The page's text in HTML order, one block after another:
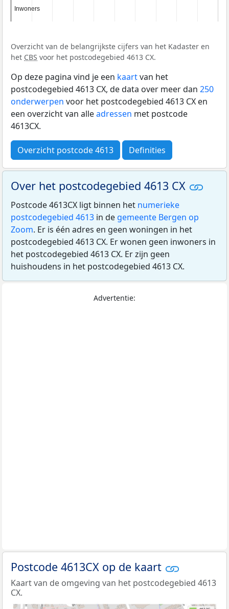
Inwoners
Inwoners
Overzicht van de belangrijkste cijfers van het Kadaster en
het CBS voor het postcodegebied 4613 CX.
Op deze pagina vind je een kaartvan het
postcodegebied 4613 CX, de data over meer dan 250
onderwerpen voor het postcodegebied 4613 CX en
een overzicht van alleadressen met postcode
4613CX.
Overzicht postcode 4613 Definities
Over het postcodegebied 4613 CX
Postcode 4613CX ligt binnen het numerieke
postcodegebied 4613 in de gemeente Bergen op
Zoom. Er is één adres en geen woningen in het
postcodegebied 4613 CX. Er wonen geen inwoners in
het postcodegebied 4613 CX. Er zijn geen
huishoudens in het postcodegebied 4613 CX.
Advertentie:
Postcode 4613CX op de kaart
Kaart van de omgeving van het postcodegebied 4613
CX.